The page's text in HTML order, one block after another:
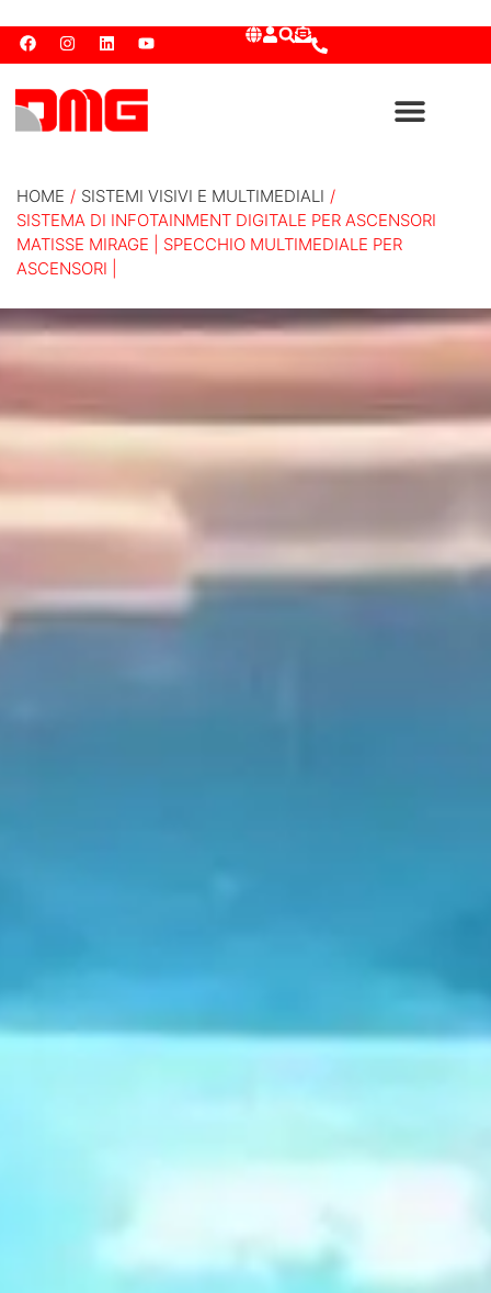
HOME / SISTEMI VISIVI E MULTIMEDIALI /
SISTEMA DI INFOTAINMENT DIGITALE PER ASCENSORI
MATISSE MIRAGE | SPECCHIO MULTIMEDIALE PER
ASCENSORI |